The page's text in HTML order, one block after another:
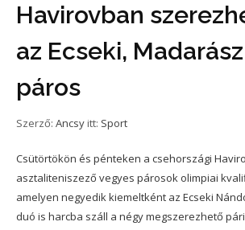
Havirovban
az Ecseki,
páros
Szerző: Ancsy itt: Sport
Csütörtökön és pénteken a csehországi
asztaliteniszező vegyes párosok olimpiai
amelyen negyedik kiemeltként az Ecseki
duó is harcba száll a négy megszerezhető